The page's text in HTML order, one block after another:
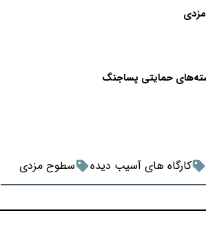
کارگاه های آسیب دیده سطوح مزدی